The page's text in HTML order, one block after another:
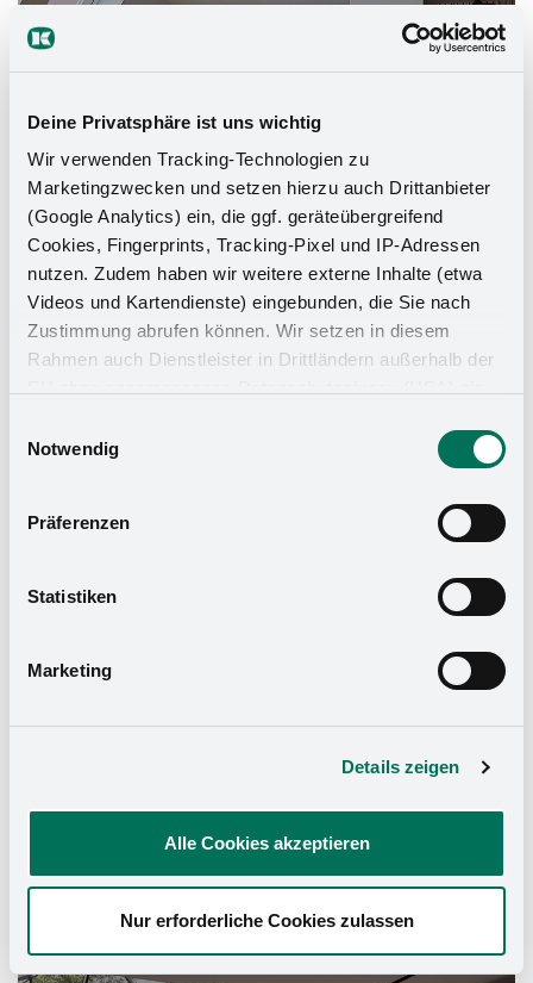
Deine Privatsphäre ist uns wichtig
Wir verwenden Tracking-Technologien zu
Marketingzwecken und setzen hierzu auch Drittanbieter
(Google Analytics) ein, die ggf. geräteübergreifend
Cookies, Fingerprints, Tracking-Pixel und IP-Adressen
nutzen. Zudem haben wir weitere externe Inhalte (etwa
Videos und Kartendienste) eingebunden, die Sie nach
Zustimmung abrufen können. Wir setzen in diesem
Rahmen auch Dienstleister in Drittländern außerhalb der
zu Sicherheits- und Überwachungszwecken zugreifen,
Rechtsmittel einlegen können. Mit Ihrer Einstellung
willigen Sie in die oben beschriebenen Vorgänge ein. Sie
widerrufen. Mehr Informationen finden Sie in unserer
Impressum.
Notwendig
Präferenzen
Statistiken
Marketing
Details zeigen
Alle Cookies akzeptieren
Nur erforderliche Cookies zulassen